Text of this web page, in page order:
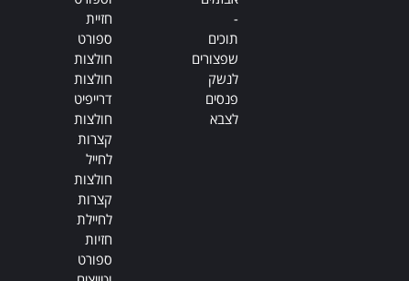
-
תוכים
שפצורים
לנשק
פנסים
לצבא
חזיית
ספורט
חולצות
חולצות
דרייפיט
חולצות
קצרות
לחייל
חולצות
קצרות
לחיילת
חזיות
ספורט